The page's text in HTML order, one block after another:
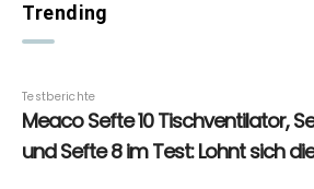
Trending